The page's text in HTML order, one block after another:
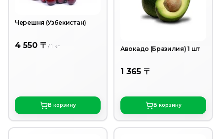
Черешня (Узбекистан)
4 550 〒 /1 кг
В корзину
Авокадо (Бразилия) 1 шт
1 365 〒
В корзину